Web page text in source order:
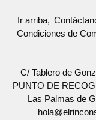
Ir arriba
Condiciones de
C/ Tablero de
PUNTO DE
Las Palmas de